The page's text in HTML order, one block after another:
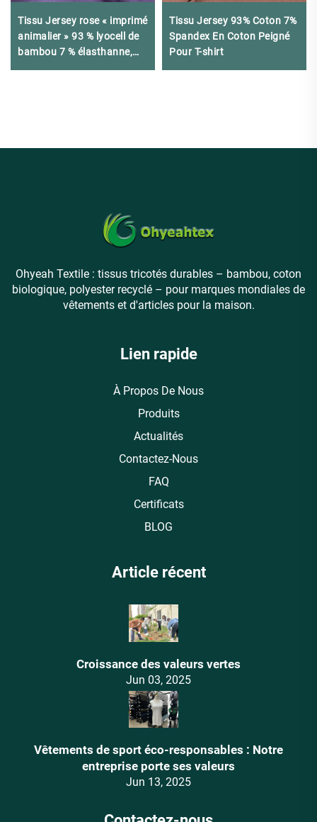
Tissu Jersey rose « imprimé
animalier » 93 % lyocell de
bambou 7 % élasthanne,
210 g/m², soyeux et
Tissu Jersey 93% Coton 7%
Spandex En Coton Peigné
Pour T-shirt
Ohyeah Textile : tissus tricotés durables – bambou, coton
biologique, polyester recyclé – pour marques mondiales de
vêtements et d'articles pour la maison.
Lien rapide
À Propos De Nous
Produits
Actualités
Contactez-Nous
FAQ
Certificats
BLOG
Article récent
Croissance des valeurs vertes
Jun 03, 2025
Vêtements de sport éco-responsables : Notre
entreprise porte ses valeurs
Jun 13, 2025